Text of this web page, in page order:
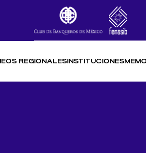
REGIONALESINSTITUCIONES